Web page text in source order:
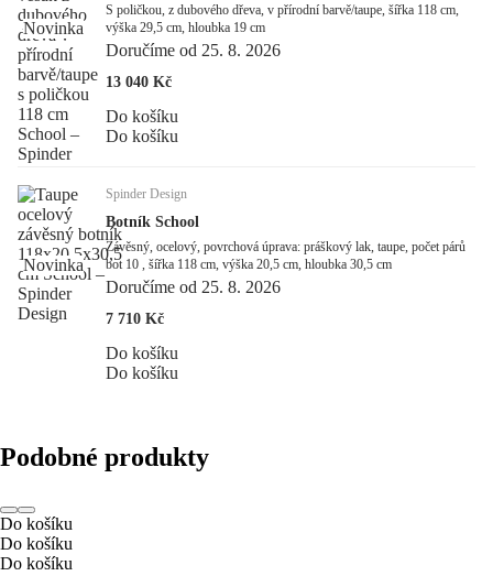
Novinka
S poličkou, z dubového dřeva, v přírodní barvě/taupe, šířka 118 cm,
výška 29,5 cm, hloubka 19 cm
Doručíme od 25. 8. 2026
13 040 Kč
Do košíku
Do košíku
Novinka
Spinder Design
Botník School
Závěsný, ocelový, povrchová úprava: práškový lak, taupe, počet párů
bot 10 , šířka 118 cm, výška 20,5 cm, hloubka 30,5 cm
Doručíme od 25. 8. 2026
7 710 Kč
Do košíku
Do košíku
Podobné produkty
Do košíku
Do košíku
Do košíku